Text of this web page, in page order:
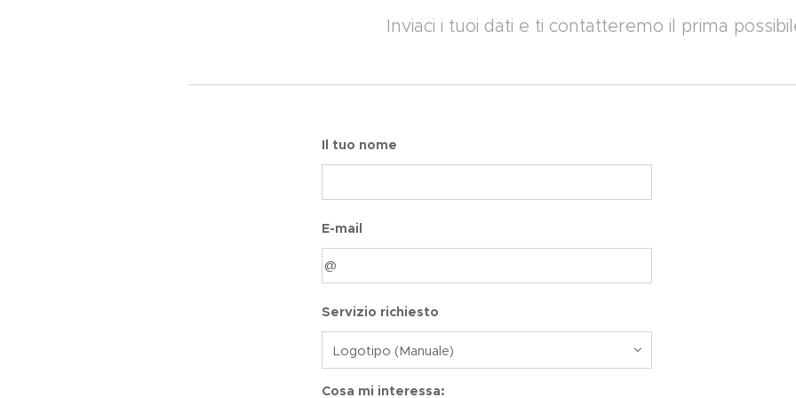
Inviaci i tuoi dati e ti contatteremo il prima
Il tuo nome
E-mail
Servizio richiesto
Cosa mi interessa: